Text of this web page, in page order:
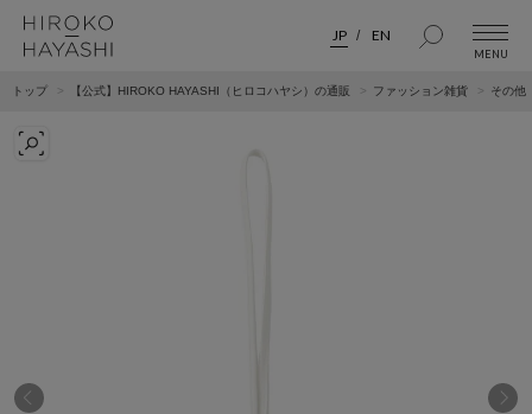
JP EN
トップ 【公式】HIROKO HAYASHI（ヒロコハヤシ）の通販 ファッション雑貨 その他